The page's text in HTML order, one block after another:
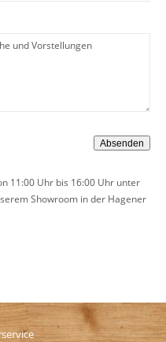
11:00 Uhr bis 16:00 Uhr unter
Showroom in der Hagener